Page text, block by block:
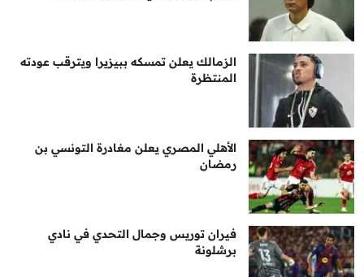
الزمالك يعلن تمسكه ببيزيرا ويترقب عودته
المنتظرة
الأهلي المصري يعلن مغادرة التونسي بن
رمضان
فيران توريس وجمال التحدي في نادي
برشلونة